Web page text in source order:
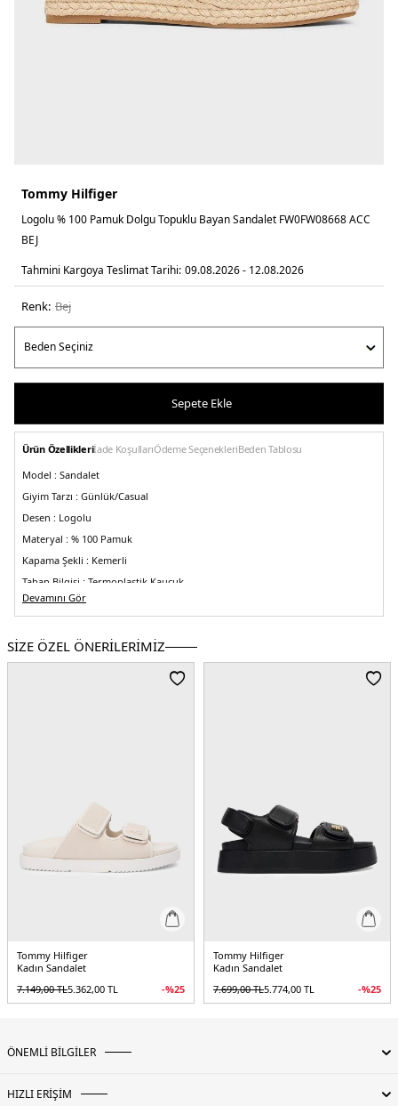
Tommy Hilfiger
Logolu % 100 Pamuk Dolgu Topuklu Bayan Sandalet FW0FW08668 ACC
BEJ
Tahmini Kargoya Teslimat Tarihi: 09.08.2026 - 12.08.2026
Renk: bej
Sepete Ekle
Ürün Özellikleriİade KoşullarıÖdeme SeçenekleriBeden Tablosu
Model : Sandalet
Giyim Tarzı : Günlük/Casual
Desen : Logolu
Materyal : % 100 Pamuk
Kapama Şekli : Kemerli
Taban Bilgisi : Termoplastik Kauçuk
Taban Kalınlığı :
Detaylar :
-Açık burun-Pamuklu astar-Dolgulu yüksek topuk
orta taban
Devamını Gör
SİZE ÖZEL ÖNERİLERİMİZ
Tommy Hilfiger
Kadın Sandalet
7.149,00TL5.362,00 TL -%25
Tommy Hilfiger
Kadın Sandalet
7.699,00TL5.774,00 TL -%25
ÖNEMLİ BİLGİLER
HIZLI ERİŞİM